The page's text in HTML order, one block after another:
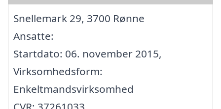
Snellemark 29, 3700 Rønne
Ansatte:
Startdato: 06. november 2015,
Virksomhedsform:
Enkeltmandsvirksomhed